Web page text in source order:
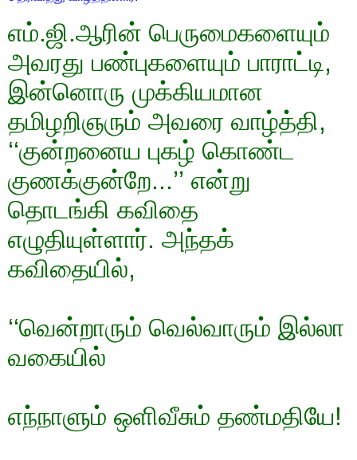
எம்.ஜி.ஆரின் பெருமைகளையும்
அவரது பண்புகளையும் பாராட்டி,
இன்னொரு முக்கியமான
தமிழறிஞரும் அவரை வாழ்த்தி,
‘‘குன்றனைய புகழ் கொண்ட
குணக்குன்றே...’’ என்று
தொடங்கி கவிதை
எழுதியுள்ளார். அந்தக்
கவிதையில்,
‘‘வென்றாரும் வெல்வாரும் இல்லா
வகையில்
எந்நாளும் ஒளிவீசும் தண்மதியே!